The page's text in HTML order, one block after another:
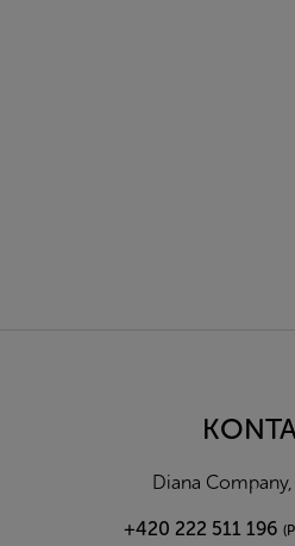
Diana
+420 222 511 196